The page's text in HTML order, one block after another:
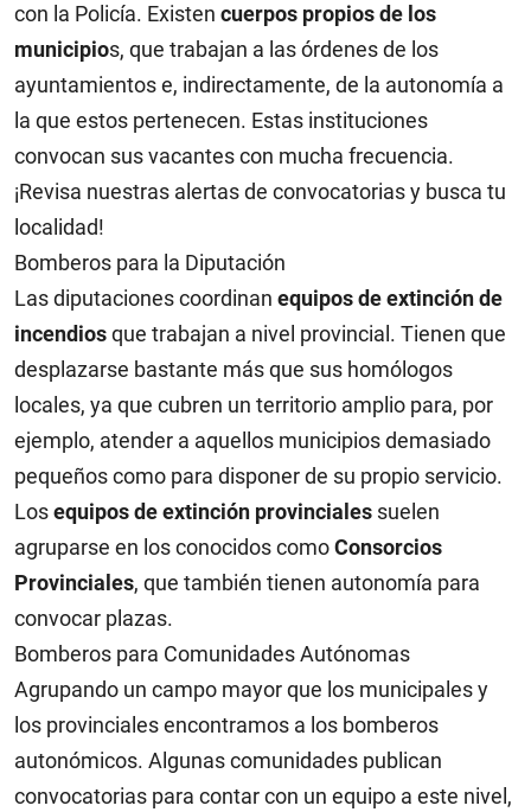
con la Policía. Existen cuerpos propios de los
municipios, que trabajan a las órdenes de los
ayuntamientos e, indirectamente, de la autonomía a
la que estos pertenecen. Estas instituciones
convocan sus vacantes con mucha frecuencia.
¡Revisa nuestras alertas de convocatorias y busca tu
localidad!
Bomberos para la Diputación
Las diputaciones coordinan equipos de extinción de
incendiosque trabajan a nivel provincial. Tienen que
desplazarse bastante más que sus homólogos
locales, ya que cubren un territorio amplio para, por
ejemplo, atender a aquellos municipios demasiado
pequeños como para disponer de su propio servicio.
Losequipos de extinción provinciales suelen
agruparse en los conocidos comoConsorcios
Provinciales, que también tienen autonomía para
convocar plazas.
Bomberos para Comunidades Autónomas
Agrupando un campo mayor que los municipales y
los provinciales encontramos a los bomberos
autonómicos. Algunas comunidades publican
convocatorias para contar con un equipo a este nivel,